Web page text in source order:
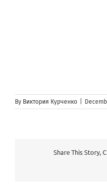
By Виктория Курченко
Share This Story,